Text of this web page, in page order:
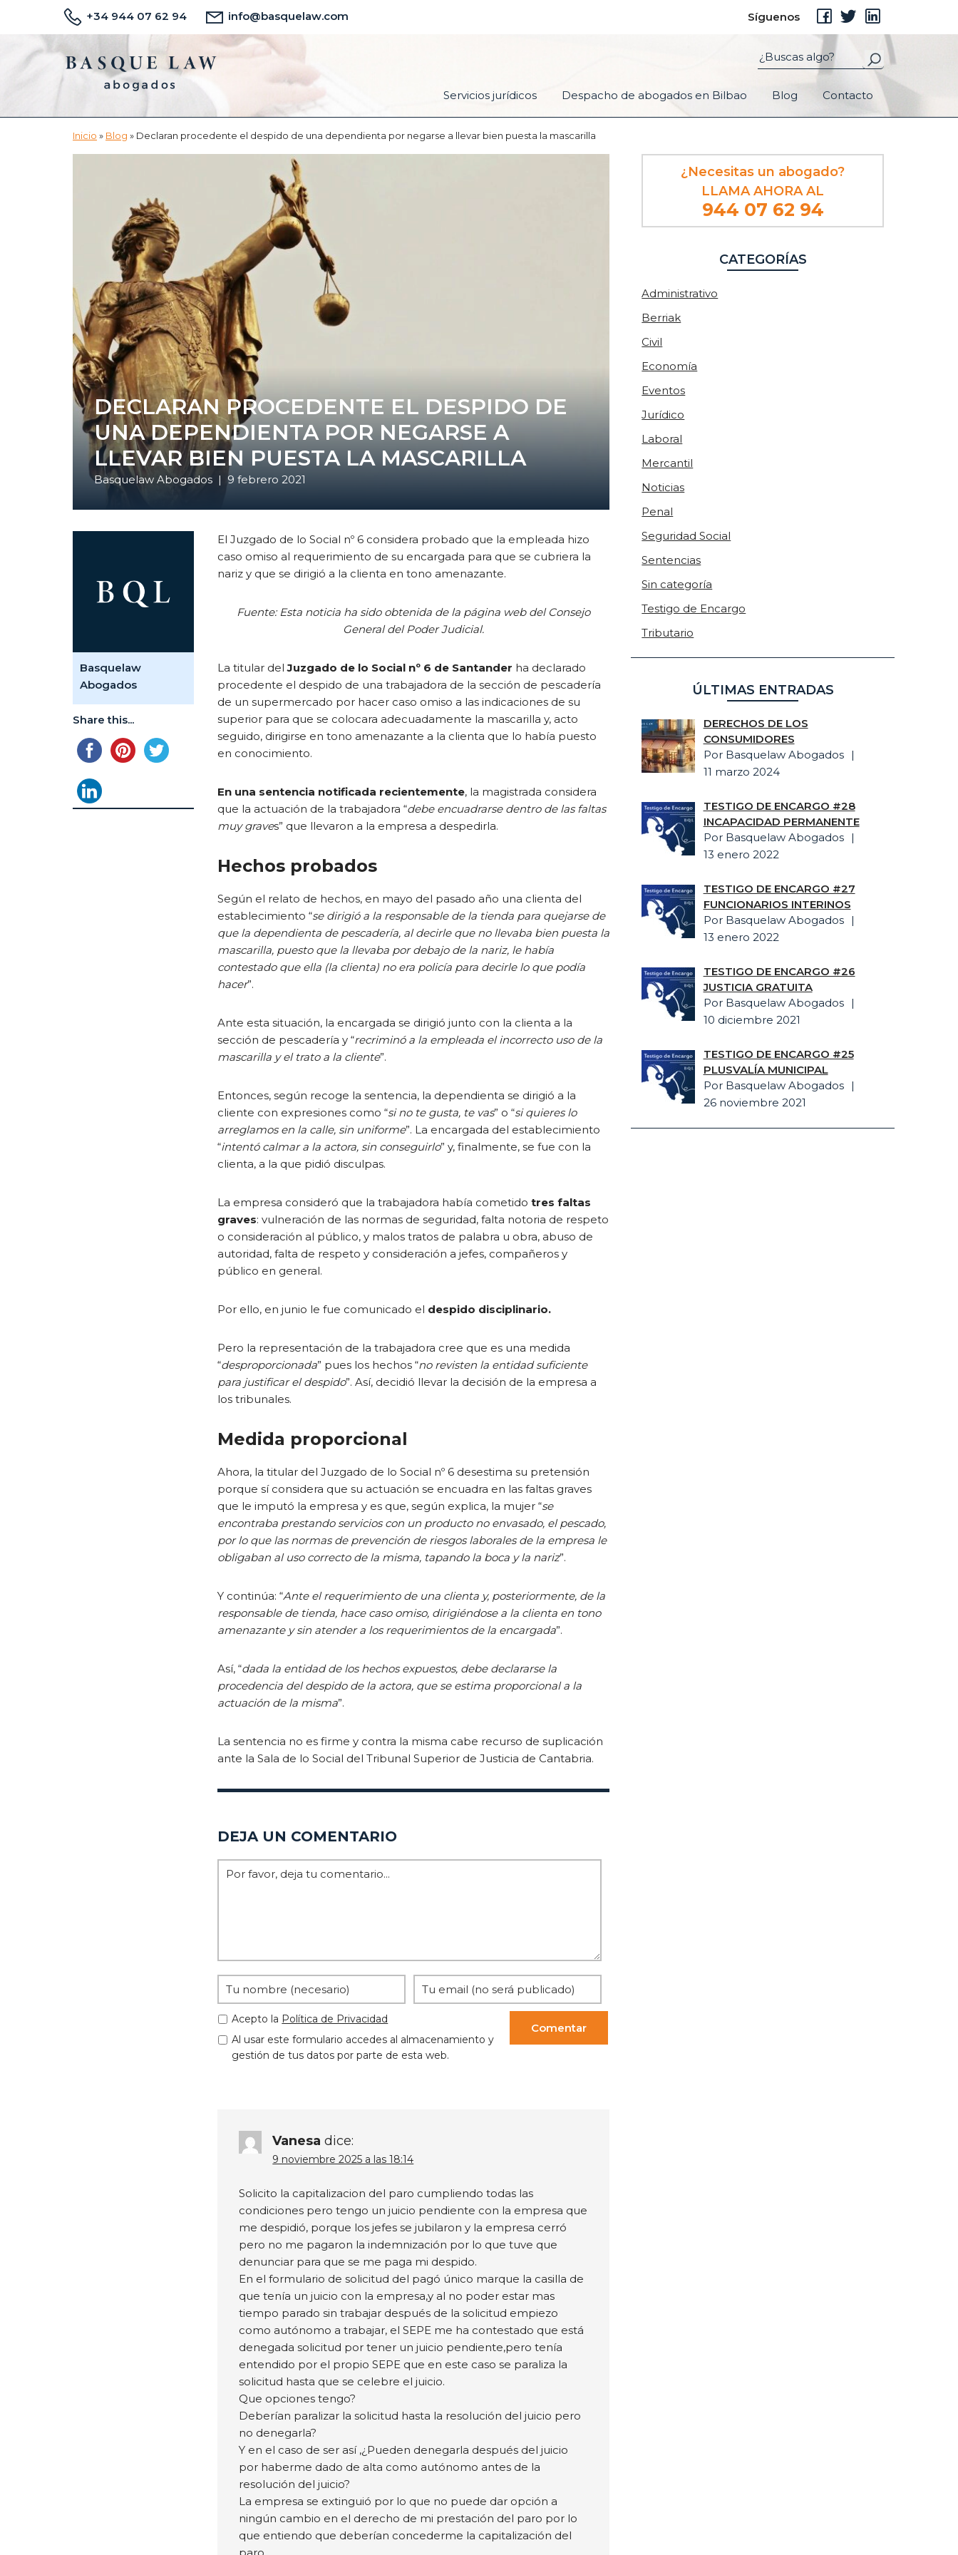
contenido
principal
+34 944 07 62 94 info@basquelaw.com Síguenos
Servicios jurídicos Despacho de abogados en Bilbao Blog Contacto
Inicio » Blog » Declaran procedente el despido de una dependienta por negarse a llevar bien puesta la mascarilla
DECLARAN PROCEDENTE EL DESPIDO DE
UNA DEPENDIENTA POR NEGARSE A
LLEVAR BIEN PUESTA LA MASCARILLA
Basquelaw Abogados | 9 febrero 2021
El Juzgado de lo Social nº 6 considera probado que la empleada hizo
caso omiso al requerimiento de su encargada para que se cubriera la
nariz y que se dirigió a la clienta en tono amenazante.
Fuente: Esta noticia ha sido obtenida de la página web del Consejo
General del Poder Judicial.
La titular delJuzgado de lo Social nº 6 de Santander ha declarado
procedente el despido de una trabajadora de la sección de pescadería
de un supermercado por hacer caso omiso a las indicaciones de su
superior para que se colocara adecuadamente la mascarilla y, acto
seguido, dirigirse en tono amenazante a la clienta que lo había puesto
en conocimiento.
En una sentencia notificada recientemente, la magistrada considera
que la actuación de la trabajadora “debe encuadrarse dentro de las faltas
muy graves” que llevaron a la empresa a despedirla.
Hechos probados
Según el relato de hechos, en mayo del pasado año una clienta del
establecimiento “se dirigió a la responsable de la tienda para quejarse de
que la dependienta de pescadería, al decirle que no llevaba bien puesta la
mascarilla, puesto que la llevaba por debajo de la nariz, le había
contestado que ella (la clienta) no era policía para decirle lo que podía
hacer”.
Ante esta situación, la encargada se dirigió junto con la clienta a la
sección de pescadería y “recriminó a la empleada el incorrecto uso de la
mascarilla y el trato a la cliente”.
Entonces, según recoge la sentencia, la dependienta se dirigió a la
cliente con expresiones como “si no te gusta, te vas” o “si quieres lo
arreglamos en la calle, sin uniforme”. La encargada del establecimiento
“intentó calmar a la actora, sin conseguirlo” y, finalmente, se fue con la
clienta, a la que pidió disculpas.
La empresa consideró que la trabajadora había cometidotres faltas
graves: vulneración de las normas de seguridad, falta notoria de respeto
o consideración al público, y malos tratos de palabra u obra, abuso de
autoridad, falta de respeto y consideración a jefes, compañeros y
público en general.
Por ello, en junio le fue comunicado el despido disciplinario.
Pero la representación de la trabajadora cree que es una medida
“desproporcionada” pues los hechos “no revisten la entidad suficiente
para justificar el despido”. Así, decidió llevar la decisión de la empresa a
los tribunales.
Medida proporcional
Ahora, la titular del Juzgado de lo Social nº 6 desestima su pretensión
porque sí considera que su actuación se encuadra en las faltas graves
que le imputó la empresa y es que, según explica, la mujer “se
encontraba prestando servicios con un producto no envasado, el pescado,
por lo que las normas de prevención de riesgos laborales de la empresa le
obligaban al uso correcto de la misma, tapando la boca y la nariz”.
Y continúa: “Ante el requerimiento de una clienta y, posteriormente, de la
responsable de tienda, hace caso omiso, dirigiéndose a la clienta en tono
amenazante y sin atender a los requerimientos de la encargada”.
Así, “dada la entidad de los hechos expuestos, debe declararse la
procedencia del despido de la actora, que se estima proporcional a la
actuación de la misma”.
La sentencia no es firme y contra la misma cabe recurso de suplicación
ante la Sala de lo Social del Tribunal Superior de Justicia de Cantabria.
DEJA UN COMENTARIO
Acepto la Política de Privacidad
Al usar este formulario accedes al almacenamiento y
gestión de tus datos por parte de esta web.
Vanesa dice:
9 noviembre 2025 a las 18:14
Solicito la capitalizacion del paro cumpliendo todas las
condiciones pero tengo un juicio pendiente con la empresa que
me despidió, porque los jefes se jubilaron y la empresa cerró
pero no me pagaron la indemnización por lo que tuve que
denunciar para que se me paga mi despido.
En el formulario de solicitud del pagó único marque la casilla de
que tenía un juicio con la empresa,y al no poder estar mas
tiempo parado sin trabajar después de la solicitud empiezo
como autónomo a trabajar, el SEPE me ha contestado que está
denegada solicitud por tener un juicio pendiente,pero tenía
entendido por el propio SEPE que en este caso se paraliza la
solicitud hasta que se celebre el juicio.
Que opciones tengo?
Deberían paralizar la solicitud hasta la resolución del juicio pero
no denegarla?
Y en el caso de ser así ,¿Pueden denegarla después del juicio
por haberme dado de alta como autónomo antes de la
resolución del juicio?
La empresa se extinguió por lo que no puede dar opción a
ningún cambio en el derecho de mi prestación del paro por lo
que entiendo que deberían concederme la capitalización del
Basquelaw
Abogados
Share this...
Barra
principal
¿Necesitas un abogado?
LLAMA AHORA AL
944 07 62 94
CATEGORÍAS
Administrativo
Berriak
Civil
Economía
Eventos
Jurídico
Laboral
Mercantil
Noticias
Penal
Seguridad Social
Sentencias
Sin categoría
Testigo de Encargo
Tributario
ÚLTIMAS ENTRADAS
DERECHOS DE LOS
CONSUMIDORES
Por Basquelaw Abogados
11 marzo 2024
TESTIGO DE ENCARGO #28
INCAPACIDAD PERMANENTE
Por Basquelaw Abogados
13 enero 2022
TESTIGO DE ENCARGO #27
FUNCIONARIOS INTERINOS
Por Basquelaw Abogados
13 enero 2022
TESTIGO DE ENCARGO #26
JUSTICIA GRATUITA
Por Basquelaw Abogados
10 diciembre 2021
TESTIGO DE ENCARGO #25
PLUSVALÍA MUNICIPAL
Por Basquelaw Abogados
26 noviembre 2021